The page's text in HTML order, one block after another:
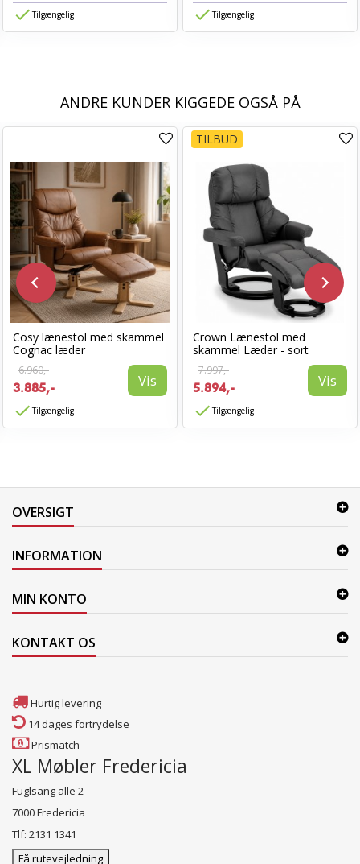
Tilgængelig Tilgængelig
ANDRE KUNDER KIGGEDE OGSÅ PÅ
Cosy lænestol med skammel
Cognac læder
6.960,-
3.885,- Vis
Tilgængelig
TILBUD
Crown Lænestol med
skammel Læder - sort
7.997,-
5.894,- Vis
Tilgængelig
OVERSIGT
INFORMATION
MIN KONTO
KONTAKT OS
Hurtig levering
14 dages fortrydelse
Prismatch
XL Møbler Fredericia
Fuglsang alle 2
7000 Fredericia
Tlf: 2131 1341
Få rutevejledning